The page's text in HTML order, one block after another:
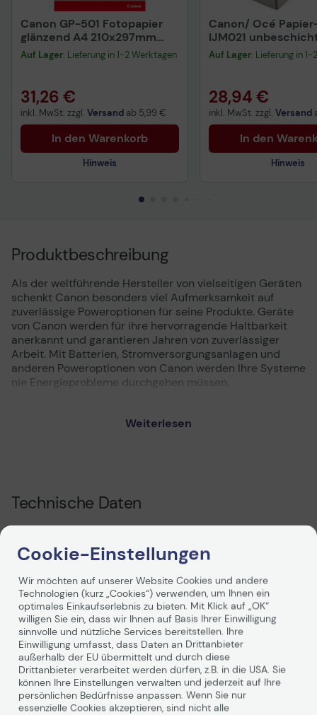
Canon GP-501 Fotopapier
glänzend A4 210x297mm
200 g/m² - 100 Blatt
Auf Lager: Lieferung in 1-2 Werktagen
31,26 €
inkl. MwSt. zzgl. Versand ab 5,99 €
In den Warenkorb
Hinweis
gemäß der EU-
Datenverordnung
Canon/ Océ
IJM021
(29,7 cm x 110 m)
Rolle (97024617)
Auf Lager: Lieferung in
28,94 €
inkl. MwSt. zzgl. Versand
In den
Hinweis
Produktbeschreibung
Als der weltführende Hersteller von vielseitigen Geräten
schenkt Canon besonders viel Aufmerksamkeit auf
zuverlässige Poweroptionen für seine Produkte. Geräte
von Canon werden für ihre hervorragende Haltbarkeit
anerkannt und garantieren Jahren von zuverlässiger
Arbeit. Mit Batterien, Stromversorgungsanlagen und
anderen Poweroptionen von Canon werden Ihre Systeme
nie Energieprobleme durchgehen müssen.
Weiterlesen
Technische Daten
Herstellerinformationen
Hersteller
Canon
Herst. Art. Nr.
0646A038
EAN
4960999356976
Hauptmerkmale
Produktbeschreibung
Canon Memory - 64 MB
Speicherkapazität
64 MB
Weiterlesen
Cookie-Einstellungen
Wir möchten auf unserer Website Cookies und andere
Technologien (kurz „Cookies“) verwenden, um Ihnen ein
optimales Einkaufserlebnis zu bieten. Mit Klick auf „OK“
willigen Sie ein, dass wir Ihnen auf Basis Ihrer Einwilligung
sinnvolle und nützliche Services bereitstellen. Ihre
Einwilligung umfasst, dass Daten an Drittanbieter
außerhalb der EU übermittelt und durch diese
Drittanbieter verarbeitet werden dürfen, z.B. in die USA. Sie
können Ihre Einstellungen verwalten und jederzeit auf Ihre
persönlichen Bedürfnisse anpassen. Wenn Sie nur
essenzielle Cookies akzeptieren, sind nicht alle